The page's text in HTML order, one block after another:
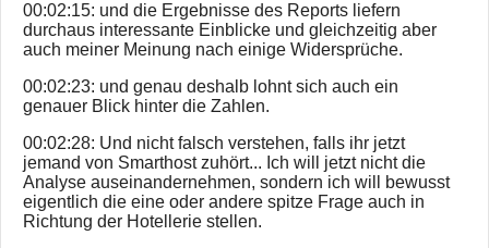
00:02:15: und die Ergebnisse des Reports liefern
durchaus interessante Einblicke und gleichzeitig aber
auch meiner Meinung nach einige Widersprüche.
00:02:23: und genau deshalb lohnt sich auch ein
genauer Blick hinter die Zahlen.
00:02:28: Und nicht falsch verstehen, falls ihr jetzt
jemand von Smarthost zuhört... Ich will jetzt nicht die
Analyse auseinandernehmen, sondern ich will bewusst
eigentlich die eine oder andere spitze Frage auch in
Richtung der Hotellerie stellen.